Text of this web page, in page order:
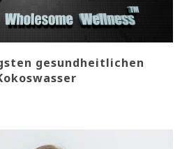
gesundheitlichen